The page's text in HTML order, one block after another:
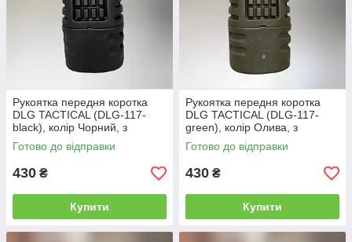
Рукоятка передня коротка
DLG TACTICAL (DLG-117-
black), колір Чорний, з
відсіком, з планкою Пікатінні
Готово до відправки
430 ₴
Купити
Рукоятка передня коротка
DLG TACTICAL (DLG-117-
green), колір Олива, з
відсіком, з планкою Пікатінні
Готово до відправки
430 ₴
Купити